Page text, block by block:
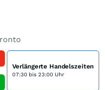
Verlängerte Handelszeiten
07:30 bis 23:00 Uhr